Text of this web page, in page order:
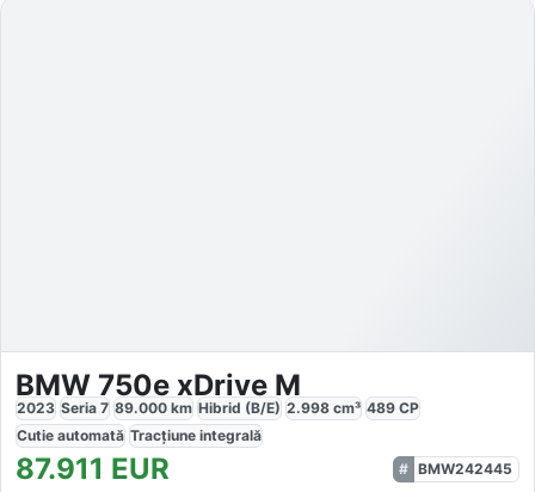
BMW 750e xDrive M
2023 Seria 7 89.000 km Hibrid (B/E) 2.998 cm³ 489 CP
Cutie automată Tracțiune integrală
87.911 EUR
BMW242445